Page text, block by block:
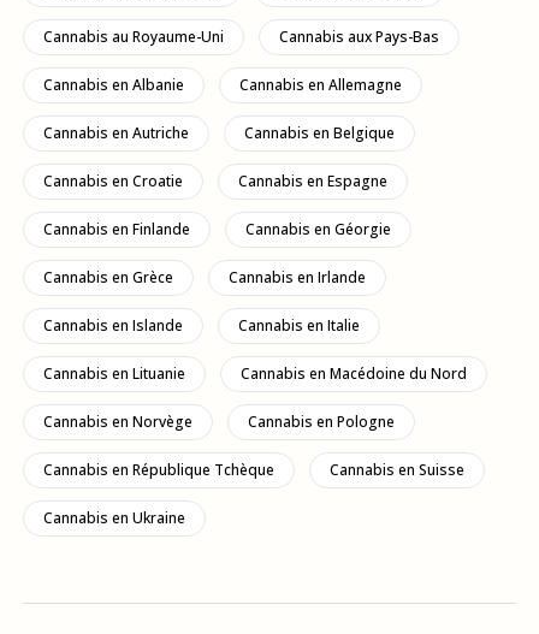
Cannabis au Royaume-Uni Cannabis aux Pays-Bas
Cannabis en Albanie Cannabis en Allemagne
Cannabis en Autriche Cannabis en Belgique
Cannabis en Croatie Cannabis en Espagne
Cannabis en Finlande Cannabis en Géorgie
Cannabis en Grèce Cannabis en Irlande
Cannabis en Islande Cannabis en Italie
Cannabis en Lituanie Cannabis en Macédoine du Nord
Cannabis en Norvège Cannabis en Pologne
Cannabis en République Tchèque Cannabis en Suisse
Cannabis en Ukraine